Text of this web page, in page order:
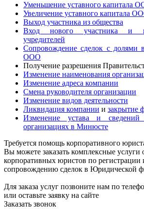
Уменьшение уставного капитала
Увеличение уставного капитала
Выход участника из общества
Вход нового участника и
учредителей
Сопровождение сделок с долями
ООО
Получение разрешения
Изменение наименования
Изменение адреса компании
Смена руководителя организации
Изменение видов деятельности
Ликвидация компании и закрытие
Изменение устава и сведений
организациях в Минюсте
Требуется помощь корпоративного
Вы можете заказать комплексные
корпоративных юристов по регистрации
сопровождению сделок в Юридической
Для заказа услуг позвоните нам по
или оставьте заявку на сайте
Заказать звонок